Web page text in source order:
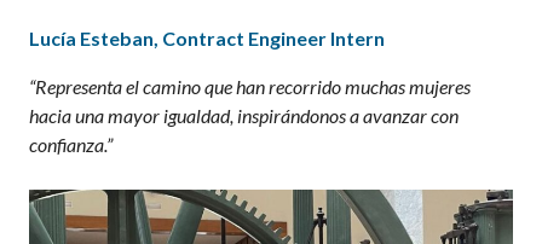
Lucía Esteban, Contract Engineer Intern
“Representa el camino que han recorrido muchas mujeres
hacia una mayor igualdad, inspirándonos a avanzar con
confianza.”